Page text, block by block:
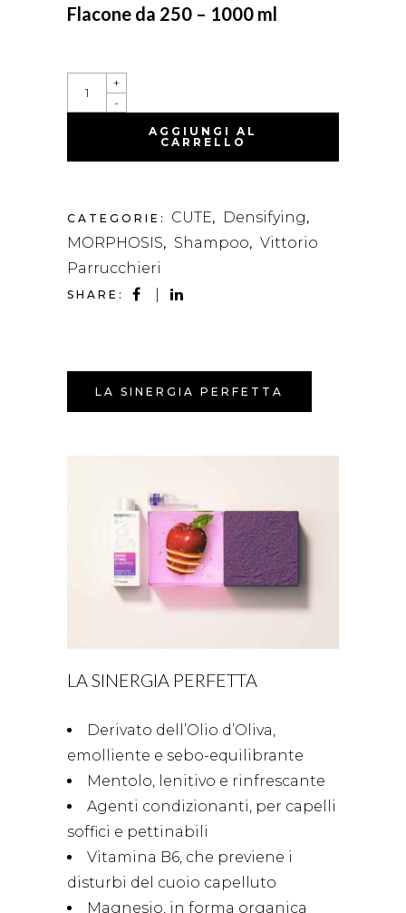
Flacone da 250 – 1000 ml
DENSIFYING
SHAMPOO
QUANTITY
-
+
AGGIUNGI AL
CARRELLO
CATEGORIE: CUTE, Densifying ,
MORPHOSIS, Shampoo, Vittorio
Parrucchieri
SHARE:
LA SINERGIA PERFETTA
LA SINERGIA PERFETTA
Derivato dell’Olio d’Oliva,
emolliente e sebo-equilibrante
Mentolo, lenitivo e rinfrescante
Agenti condizionanti, per capelli
soffici e pettinabili
Vitamina B6, che previene i
disturbi del cuoio capelluto
Magnesio, in forma organica